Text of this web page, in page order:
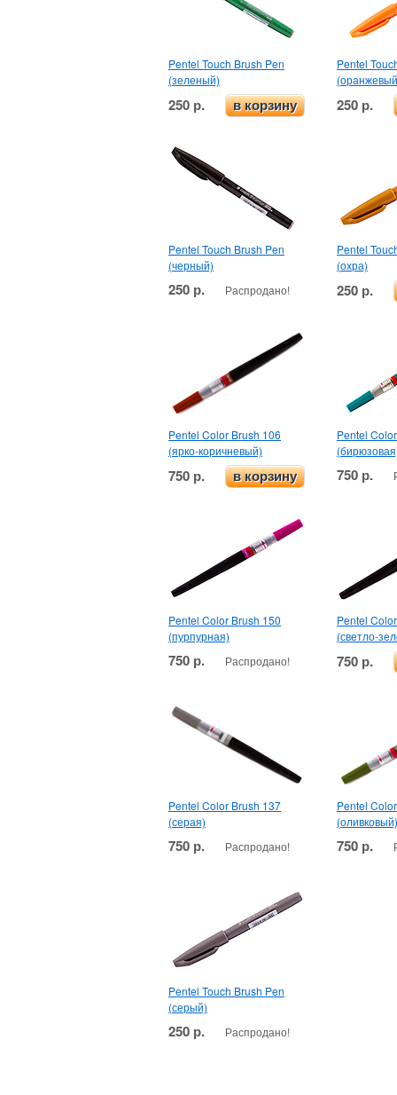
Pentel Touch Brush Pen
(зеленый)
250 р. в корзину
Pentel
250 р.
Pentel Touch Brush Pen
(черный)
250 р. Распродано!
Pentel
(охра)
250 р.
Pentel Color Brush 106
(ярко-коричневый)
750 р. в корзину
Pentel
750 р.
Pentel Color Brush 150
(пурпурная)
750 р. Распродано!
Pentel
(светло-
750 р.
Pentel Color Brush 137
(серая)
750 р. Распродано!
Pentel
(оливковый)
750 р.
Pentel Touch Brush Pen
(серый)
250 р. Распродано!